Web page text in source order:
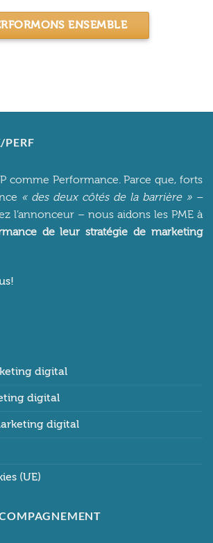
ENSEMBLE
PERF
comme Performance. Parce que, forts
« des deux côtés de la barrière » –
l’annonceur – nous aidons les PME à
de leur stratégie de marketing
digital
digital
digital
(UE)